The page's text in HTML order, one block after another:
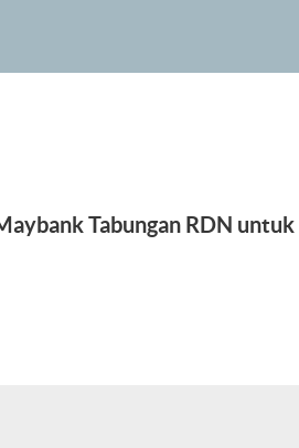
Tabungan RDN